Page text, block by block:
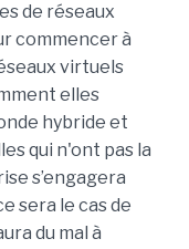
de réseaux
commencer à
virtuels
elles
hybride et
qui n'ont pas la
s’engagera
sera le cas de
du mal à